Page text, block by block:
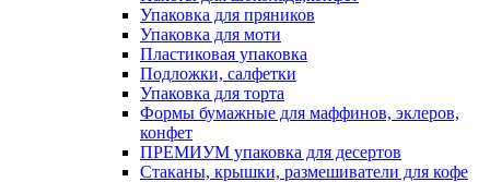
Упаковка для пряников
Упаковка для моти
Пластиковая упаковка
Подложки, салфетки
Упаковка для торта
Формы бумажные для маффинов, эклеров,
конфет
ПРЕМИУМ упаковка для десертов
Стаканы, крышки, размешиватели для кофе